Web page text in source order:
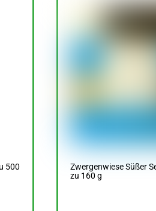
500
Zwergenwiese Süßer
zu 160 g